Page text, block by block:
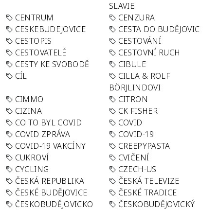
SLAVIE
CENTRUM
CENZURA
CESKEBUDEJOVICE
CESTA DO BUDĚJOVIC
CESTOPIS
CESTOVÁNÍ
CESTOVATELÉ
CESTOVNÍ RUCH
CESTY KE SVOBODĚ
CIBULE
CÍL
CILLA & ROLF
BÖRJLINDOVI
CIMMO
CITRON
CIZINA
CK FISHER
CO TO BYL COVID
COVID
COVID ZPRÁVA
COVID-19
COVID-19 VAKCÍNY
CREEPYPASTA
CUKROVÍ
CVIČENÍ
CYCLING
CZECH-US
ČESKÁ REPUBLIKA
ČESKÁ TELEVIZE
ČESKÉ BUDĚJOVICE
ČESKÉ TRADICE
ČESKOBUDĚJOVICKO
ČESKOBUDĚJOVICKÝ